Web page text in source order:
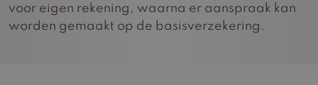
voor eigen rekening, waarna er aanspraak kan
worden gemaakt op de basisverzekering.